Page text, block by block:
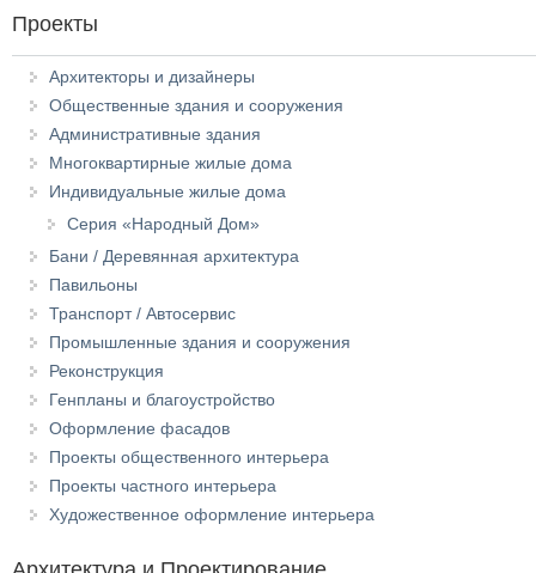
Проекты
Архитекторы и дизайнеры
Общественные здания и сооружения
Административные здания
Многоквартирные жилые дома
Индивидуальные жилые дома
Серия «Народный Дом»
Бани / Деревянная архитектура
Павильоны
Транспорт / Автосервис
Промышленные здания и сооружения
Реконструкция
Генпланы и благоустройство
Оформление фасадов
Проекты общественного интерьера
Проекты частного интерьера
Художественное оформление интерьера